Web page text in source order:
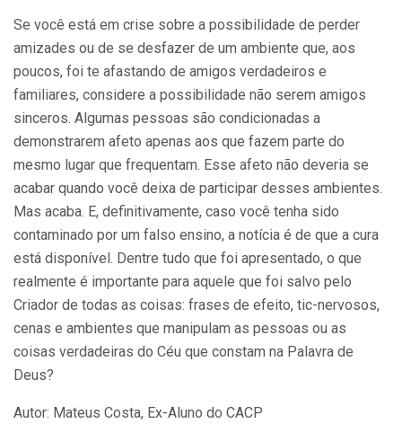
Se você está em crise sobre a possibilidade de perder
amizades ou de se desfazer de um ambiente que, aos
poucos, foi te afastando de amigos verdadeiros e
familiares, considere a possibilidade não serem amigos
sinceros. Algumas pessoas são condicionadas a
demonstrarem afeto apenas aos que fazem parte do
mesmo lugar que frequentam. Esse afeto não deveria se
acabar quando você deixa de participar desses ambientes.
Mas acaba. E, definitivamente, caso você tenha sido
contaminado por um falso ensino, a notícia é de que a cura
está disponível. Dentre tudo que foi apresentado, o que
realmente é importante para aquele que foi salvo pelo
Criador de todas as coisas: frases de efeito, tic-nervosos,
cenas e ambientes que manipulam as pessoas ou as
coisas verdadeiras do Céu que constam na Palavra de
Deus?
Autor: Mateus Costa, Ex-Aluno do CACP